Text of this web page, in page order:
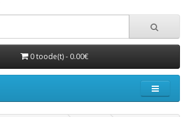
0 toode(t) - 0.00€